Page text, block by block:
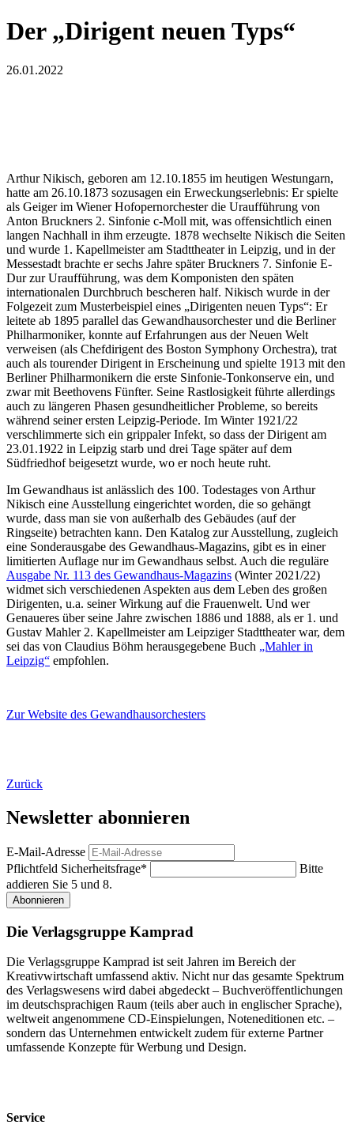
Der „Dirigent neuen Typs“
26.01.2022
Arthur Nikisch, geboren am 12.10.1855 im heutigen Westungarn,
hatte am 26.10.1873 sozusagen ein Erweckungserlebnis: Er spielte
als Geiger im Wiener Hofopernorchester die Uraufführung von
Anton Bruckners 2. Sinfonie c-Moll mit, was offensichtlich einen
langen Nachhall in ihm erzeugte. 1878 wechselte Nikisch die Seiten
und wurde 1. Kapellmeister am Stadttheater in Leipzig, und in der
Messestadt brachte er sechs Jahre später Bruckners 7. Sinfonie E-
Dur zur Uraufführung, was dem Komponisten den späten
internationalen Durchbruch bescheren half. Nikisch wurde in der
Folgezeit zum Musterbeispiel eines „Dirigenten neuen Typs“: Er
leitete ab 1895 parallel das Gewandhausorchester und die Berliner
Philharmoniker, konnte auf Erfahrungen aus der Neuen Welt
verweisen (als Chefdirigent des Boston Symphony Orchestra), trat
auch als tourender Dirigent in Erscheinung und spielte 1913 mit den
Berliner Philharmonikern die erste Sinfonie-Tonkonserve ein, und
zwar mit Beethovens Fünfter. Seine Rastlosigkeit führte allerdings
auch zu längeren Phasen gesundheitlicher Probleme, so bereits
während seiner ersten Leipzig-Periode. Im Winter 1921/22
verschlimmerte sich ein grippaler Infekt, so dass der Dirigent am
23.01.1922 in Leipzig starb und drei Tage später auf dem
Südfriedhof beigesetzt wurde, wo er noch heute ruht.
Im Gewandhaus ist anlässlich des 100. Todestages von Arthur
Nikisch eine Ausstellung eingerichtet worden, die so gehängt
wurde, dass man sie von außerhalb des Gebäudes (auf der
Ringseite) betrachten kann. Den Katalog zur Ausstellung, zugleich
eine Sonderausgabe des Gewandhaus-Magazins, gibt es in einer
limitierten Auflage nur im Gewandhaus selbst. Auch die reguläre
Ausgabe Nr. 113 des Gewandhaus-Magazins (Winter 2021/22)
widmet sich verschiedenen Aspekten aus dem Leben des großen
Dirigenten, u.a. seiner Wirkung auf die Frauenwelt. Und wer
Genaueres über seine Jahre zwischen 1886 und 1888, als er 1. und
Gustav Mahler 2. Kapellmeister am Leipziger Stadttheater war, dem
sei das von Claudius Böhm herausgegebene Buch „Mahler in
Leipzig“ empfohlen.
Zur Website des Gewandhausorchesters
Zurück
Newsletter abonnieren
E-Mail-Adresse
Pflichtfeld Sicherheitsfrage*
Bitte
addieren Sie 5 und 8.
Abonnieren
Die Verlagsgruppe Kamprad
Die Verlagsgruppe Kamprad ist seit Jahren im Bereich der
Kreativwirtschaft umfassend aktiv. Nicht nur das gesamte Spektrum
des Verlagswesens wird dabei abgedeckt – Buchveröffentlichungen
im deutschsprachigen Raum (teils aber auch in englischer Sprache),
weltweit angenommene CD-Einspielungen, Noteneditionen etc. –
sondern das Unternehmen entwickelt zudem für externe Partner
umfassende Konzepte für Werbung und Design.
Service